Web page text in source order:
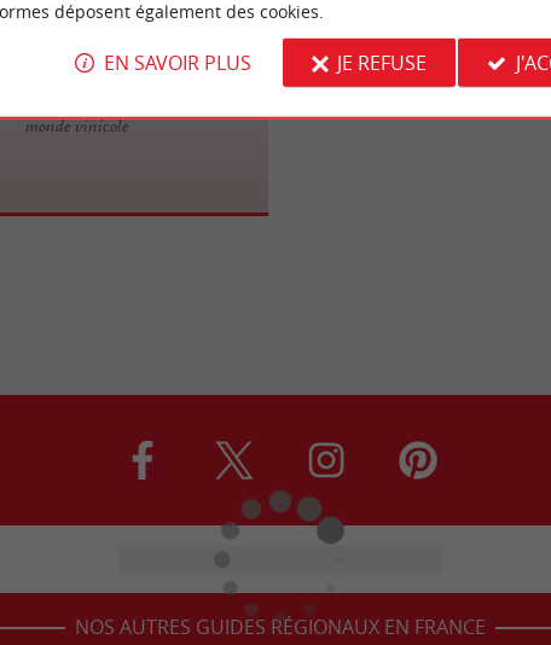
Mini-Golf des Vins
monde vinicole
NOS AUTRES GUIDES RÉGIONAUX EN FRANCE
déposent également des cookies.
EN SAVOIR PLUS JE REFUSE